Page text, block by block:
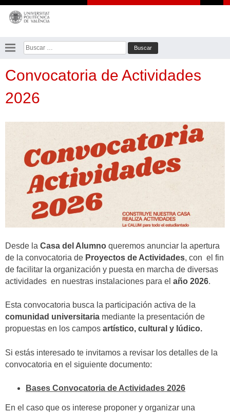
Saltar
contenido
Buscar:
Convocatoria de Actividades
2026
Desde la Casa del Alumno queremos anunciar la apertura
de la convocatoria de Proyectos de Actividades, con el fin
de facilitar la organización y puesta en marcha de diversas
actividades en nuestras instalaciones para el año 2026.
Esta convocatoria busca la participación activa de la
comunidad universitaria mediante la presentación de
propuestas en los campos artístico, cultural y lúdico.
Si estás interesado te invitamos a revisar los detalles de la
convocatoria en el siguiente documento:
Bases Convocatoria de Actividades 2026
En el caso que os interese proponer y organizar una